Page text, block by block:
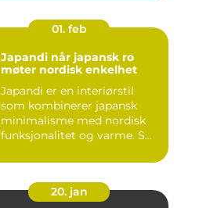
01. feb
Japandi når japansk ro
møter nordisk enkelhet
Japandi er en interiørstil
som kombinerer japansk
minimalisme med nordisk
funksjonalitet og varme. S...
20. jan